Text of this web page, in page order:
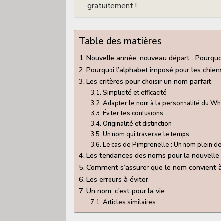
gratuitement !
Table des matières
Nouvelle année, nouveau départ :
Pourquoi l’alphabet imposé pour les
Les critères pour choisir un nom parfait
Simplicité et efficacité
Adapter le nom à la personnalité du
Éviter les confusions
Originalité et distinction
Un nom qui traverse le temps
Le cas de Pimprenelle : Un nom plein
Les tendances des noms pour la nouvelle
Comment s’assurer que le nom convient
Les erreurs à éviter
Un nom, c’est pour la vie
Articles similaires